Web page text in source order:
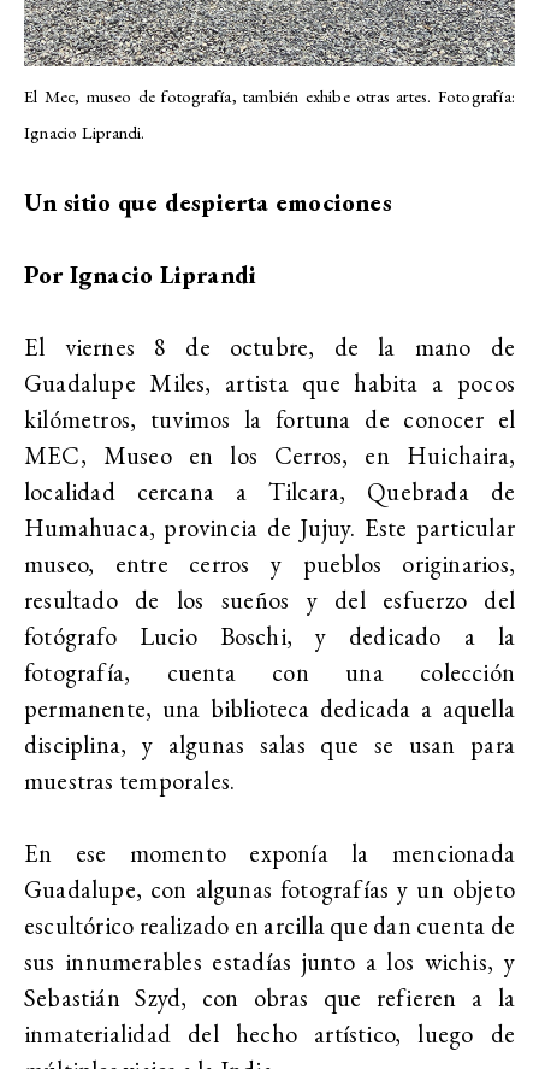
El Mec, museo de fotografía, también exhibe otras artes. Fotografía:
Ignacio Liprandi.
Un sitio que despierta emociones
Por Ignacio Liprandi
El viernes 8 de octubre, de la mano de
Guadalupe Miles, artista que habita a pocos
kilómetros, tuvimos la fortuna de conocer el
MEC, Museo en los Cerros, en Huichaira,
localidad cercana a Tilcara, Quebrada de
Humahuaca, provincia de Jujuy. Este particular
museo, entre cerros y pueblos originarios,
resultado de los sueños y del esfuerzo del
fotógrafo Lucio Boschi, y dedicado a la
fotografía, cuenta con una colección
permanente, una biblioteca dedicada a aquella
disciplina, y algunas salas que se usan para
muestras temporales.
En ese momento exponía la mencionada
Guadalupe, con algunas fotografías y un objeto
escultórico realizado en arcilla que dan cuenta de
sus innumerables estadías junto a los wichis, y
Sebastián Szyd, con obras que refieren a la
inmaterialidad del hecho artístico, luego de